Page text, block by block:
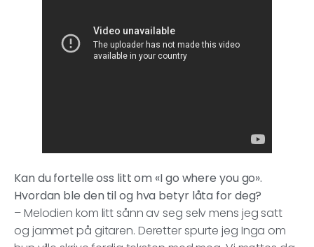
Kan du fortelle oss litt om «I go where you go».
Hvordan ble den til og hva betyr låta for deg?
– Melodien kom litt sånn av seg selv mens jeg satt
og jammet på gitaren. Deretter spurte jeg Inga om